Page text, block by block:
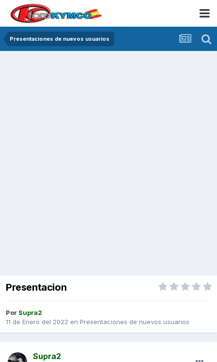
Presentaciones de nuevos usuarios
Presentacion
Por Supra2
11 de Enero del 2022 en Presentaciones de nuevos usuarios
Supra2